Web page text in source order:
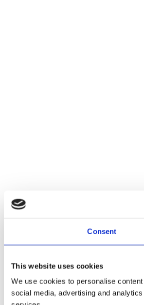
Consent
This website uses cookies
We use cookies to personalise
social media, advertising and